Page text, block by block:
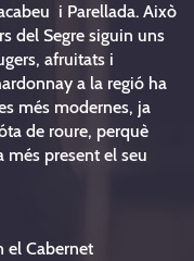
i Parellada. Això
del Segre siguin uns
afruitats i
a la regió ha
més modernes, ja
de roure, perquè
més present el seu
el Cabernet